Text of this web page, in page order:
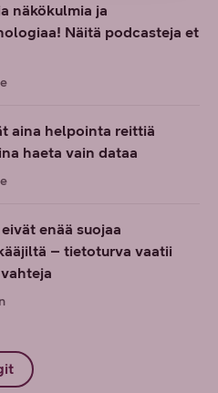
näkökulmia ja
Näitä podcasteja et
aina helpointa reittiä
haeta vain dataa
enää suojaa
– tietoturva vaatii